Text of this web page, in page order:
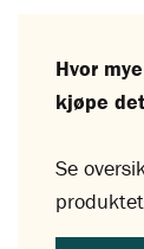
Hvor
kjøpe
Se